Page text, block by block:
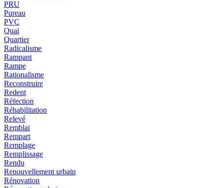
PRU
Pureau
PVC
Quai
Quartier
Radicalisme
Rampant
Rampe
Rationalisme
Reconstruire
Redent
Réfection
Réhabilitation
Relevé
Remblai
Rempart
Remplage
Remplissage
Rendu
Renouvellement urbain
Rénovation